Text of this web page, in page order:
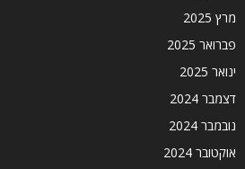
מרץ 2025
פברואר 2025
ינואר 2025
דצמבר 2024
נובמבר 2024
אוקטובר 2024